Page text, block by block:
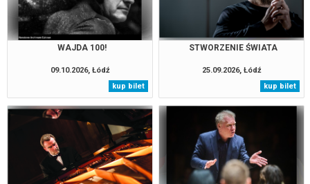
WAJDA 100!
09.10.2026, Łódź
kup bilet
STWORZENIE ŚWIATA
25.09.2026, Łódź
kup bilet